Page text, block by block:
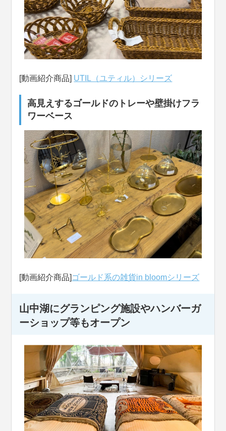
[動画紹介商品] UTIL（ユティル）シリーズ
高見えするゴールドのトレーや壁掛けフラ
ワーベース
[動画紹介商品] ゴールド系の雑貨in bloomシリーズ
山中湖にグランピング施設やハンバーガ
ーショップ等もオープン